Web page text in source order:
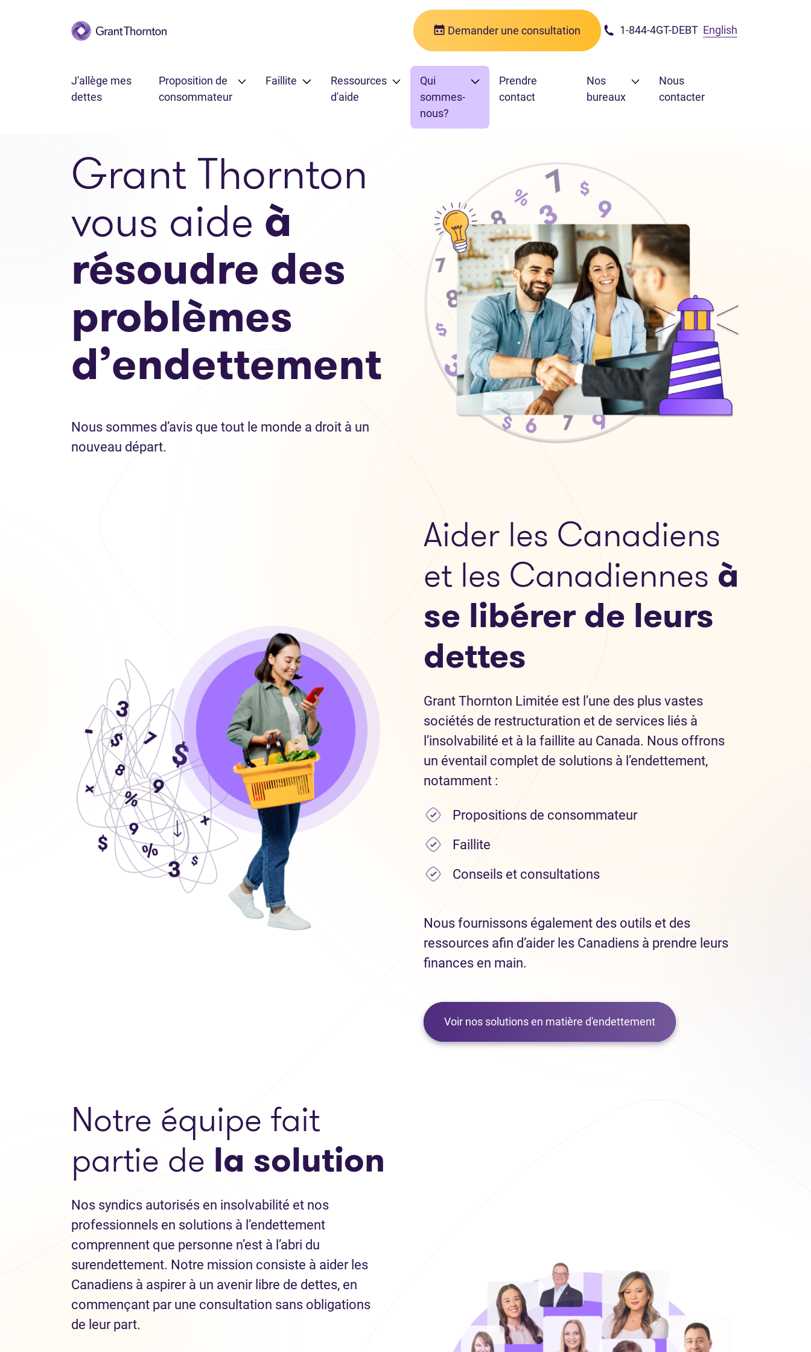
Passer au contenu principal Demander une consultation 1-844-4GT-DEBT English
J'allège mes
dettes
Proposition de
consommateur
Faillite
Ressources
d'aide
Qui
sommes-
nous?
Prendre
contact
Nos
bureaux
Nous
contacter
Grant Thornton
vous aide à
résoudre des
problèmes
d’endettement
Nous sommes d’avis que tout le monde a droit à un
nouveau départ.
Aider les Canadiens
et les Canadiennes à
se libérer de leurs
dettes
Grant Thornton Limitée est l’une des plus vastes
sociétés de restructuration et de services liés à
l’insolvabilité et à la faillite au Canada. Nous offrons
un éventail complet de solutions à l’endettement,
notamment :
Propositions de consommateur
Faillite
Conseils et consultations
Nous fournissons également des outils et des
ressources afin d’aider les Canadiens à prendre leurs
finances en main.
Voir nos solutions en matière d'endettement
Notre équipe fait
partie de la solution
Nos syndics autorisés en insolvabilité et nos
professionnels en solutions à l’endettement
comprennent que personne n’est à l’abri du
surendettement. Notre mission consiste à aider les
Canadiens à aspirer à un avenir libre de dettes, en
commençant par une consultation sans obligations
de leur part.